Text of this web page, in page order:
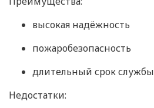
высокая надёжность
пожаробезопасность
длительный срок службы
Недостатки: